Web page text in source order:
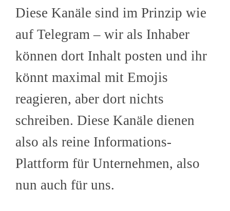
Diese Kanäle sind im Prinzip wie
auf Telegram – wir als Inhaber
können dort Inhalt posten und ihr
könnt maximal mit Emojis
reagieren, aber dort nichts
schreiben. Diese Kanäle dienen
also als reine Informations-
Plattform für Unternehmen, also
nun auch für uns.